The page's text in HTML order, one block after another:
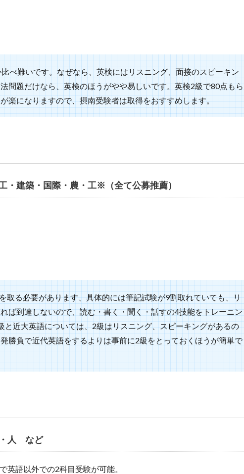
べ難いです。なぜなら、英検にはリスニング、面接のスピーキン
問題だけなら、英検のほうがやや易しいです。英検2級で80点もら
楽になりますので、摂南受験者は取得をおすすめします。
・建築・国際・農・工※（全て公募推薦）
取る必要があります、具体的には筆記試験が9割取れていても、リ
ば到達しないので、読む・書く・聞く・話すの4技能をトレーニン
と近大英語については、2級はリスニング、スピーキングがあるの
勝負で近代英語をするよりは事前に2級をとっておくほうが簡単で
・人 など
英語以外での2科目受験が可能。